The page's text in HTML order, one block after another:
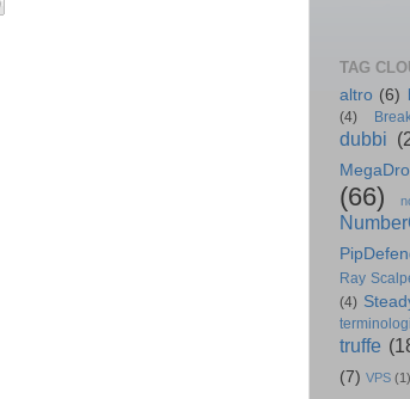
TAG
altro (6)
(4)
dubbi
(66)
Ray
(4)
truffe
(7) VPS (1)